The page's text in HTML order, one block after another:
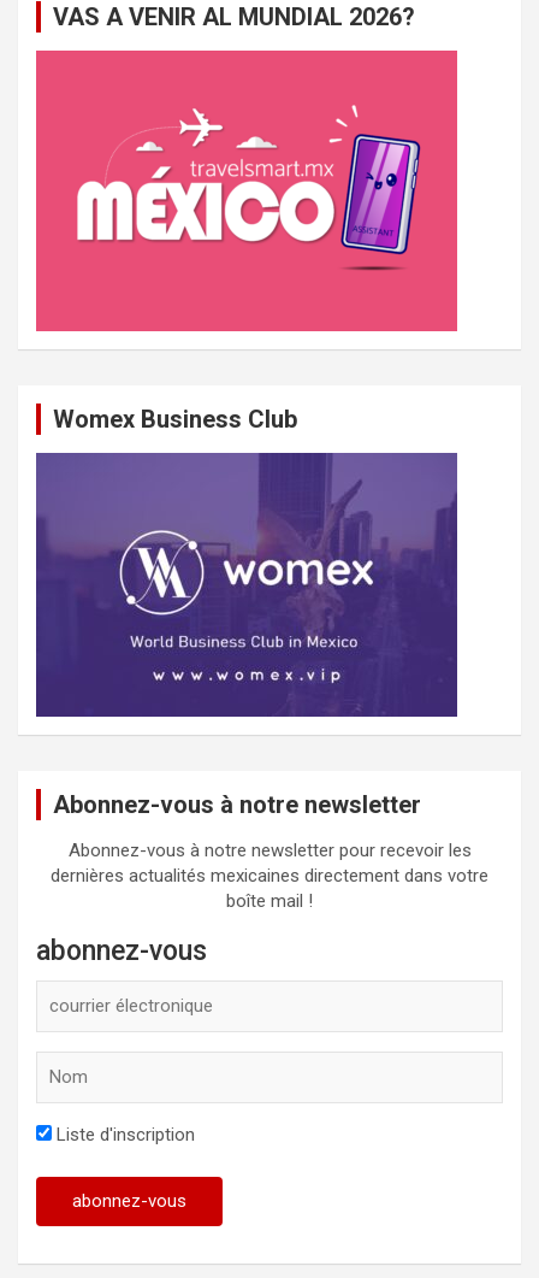
c
VAS A VENIR AL MUNDIAL 2026?
Womex Business Club
Abonnez-vous à notre newsletter
Abonnez-vous à notre newsletter pour recevoir les
dernières actualités mexicaines directement dans votre
boîte mail !
abonnez-vous
Liste d'inscription